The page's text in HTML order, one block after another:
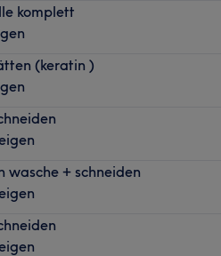
komplett
(keratin )
wasche + schneiden